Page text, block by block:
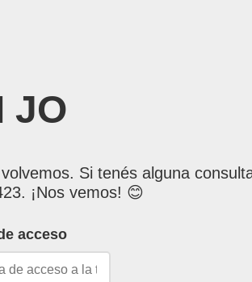
JO
Si tenés alguna
¡Nos vemos! 😊
acceso